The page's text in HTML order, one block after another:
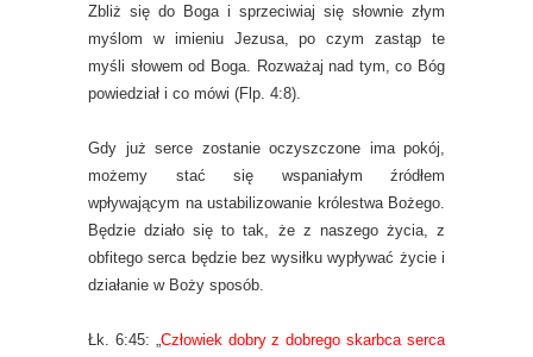
Zbliż się do Boga i sprzeciwiaj się słownie złym
myślom w imieniu Jezusa, po czym zastąp te
myśli słowem od Boga. Rozważaj nad tym, co Bóg
powiedział i co mówi (Flp. 4:8).
Gdy już serce zostanie oczyszczone ima pokój,
możemy stać się wspaniałym źródłem
wpływającym na ustabilizowanie królestwa Bożego.
Będzie działo się to tak, że z naszego życia, z
obfitego serca będzie bez wysiłku wypływać życie i
działanie w Boży sposób.
Łk. 6:45: „Człowiek dobry z dobrego skarbca serca